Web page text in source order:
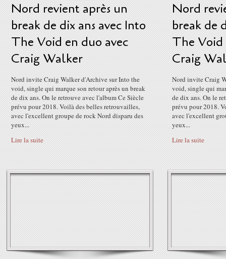
Nord revient après un
break de dix ans avec Into
The Void en duo avec
Craig Walker
Nord invite Craig Walker d'Archive sur Into the
void, single qui marque son retour après un break
de dix ans. On le retrouve avec l'album Ce Siècle
prévu pour 2018. Voilà des belles retrouvailles,
avec l'excellent groupe de rock Nord disparu des
yeux...
Lire la suite
Nord
break de
The Void
Craig
Nord invite Craig
void, single qui
de dix ans. On le
prévu pour 2018.
avec l'excellent
yeux...
Lire la suite